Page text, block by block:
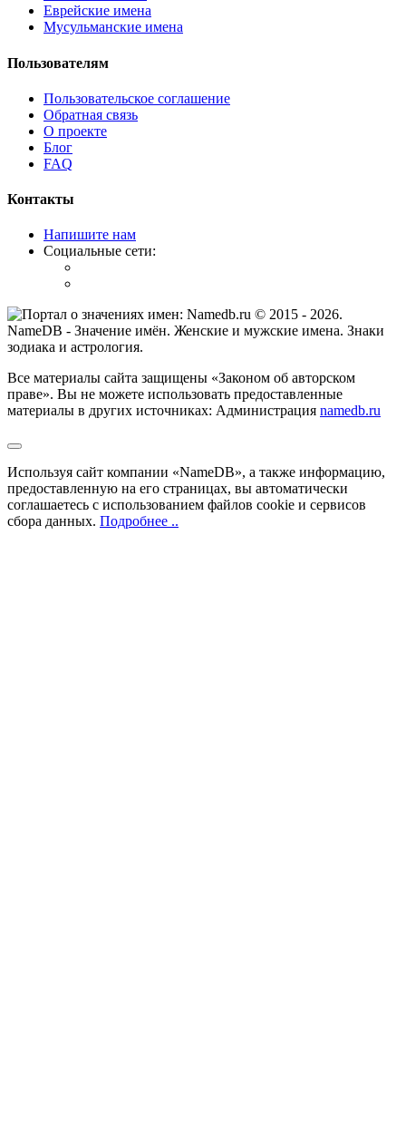
Еврейские имена
Мусульманские имена
Пользователям
Пользовательское соглашение
Обратная связь
О проекте
Блог
FAQ
Контакты
Напишите нам
Социальные сети:
© 2015 - 2026.
NameDB - Значение имён. Женские и мужские имена. Знаки
зодиака и астрология.
Все материалы сайта защищены «Законом об авторском
праве». Вы не можете использовать предоставленные
материалы в других источниках: Администрация namedb.ru
Используя сайт компании «NameDB», а также информацию,
предоставленную на его страницах, вы автоматически
соглашаетесь с использованием файлов cookie и сервисов
сбора данных. Подробнее ..